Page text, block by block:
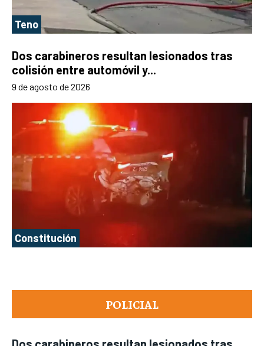
POLICIAL
Teno
Dos carabineros resultan lesionados tras
colisión entre automóvil y...
9 de agosto de 2026
Constitución